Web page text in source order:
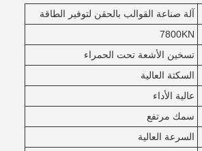
آلة صناعة القوالب بالحقن لتوفير الطاقة
7800KN
تسخين الأشعة تحت الحمراء
السكتة العالية
عالية الأداء
سمك مرتفع
السرعة العالية